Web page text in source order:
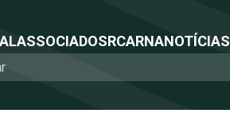
ASSOCIADOSRCARNANOTÍCIAS